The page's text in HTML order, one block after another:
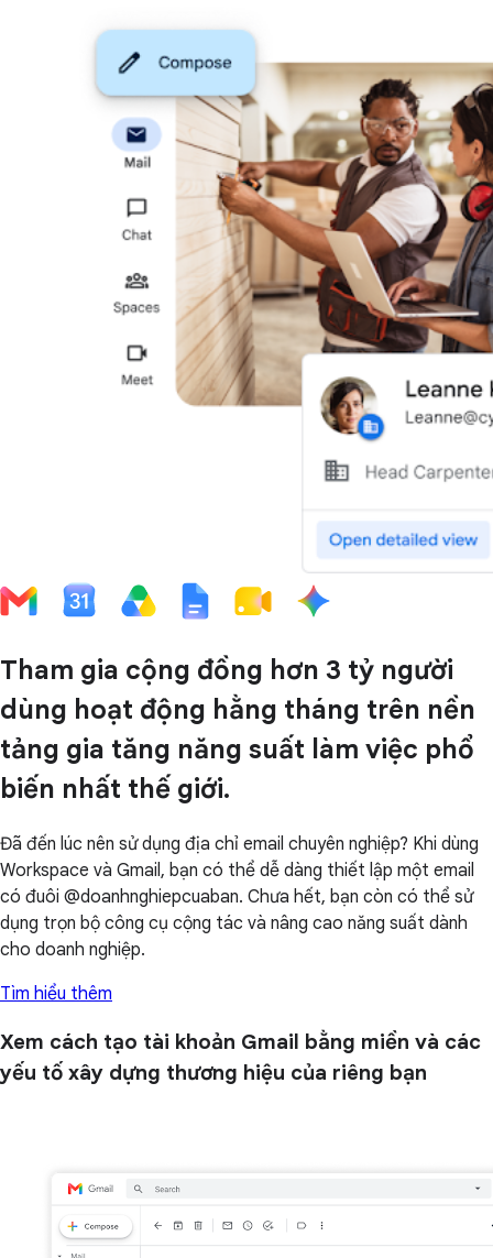
Tham gia cộng đồng hơn 3 tỷ người
dùng hoạt động hằng tháng trên nền
tảng gia tăng năng suất làm việc phổ
biến nhất thế giới.
Đã đến lúc nên sử dụng địa chỉ email chuyên nghiệp? Khi dùng
Workspace và Gmail, bạn có thể dễ dàng thiết lập một email
có đuôi @doanhnghiepcuaban. Chưa hết, bạn còn có thể sử
dụng trọn bộ công cụ cộng tác và nâng cao năng suất dành
cho doanh nghiệp.
Tìm hiểu thêm
Xem cách tạo tài khoản Gmail bằng miền và các
yếu tố xây dựng thương hiệu của riêng bạn